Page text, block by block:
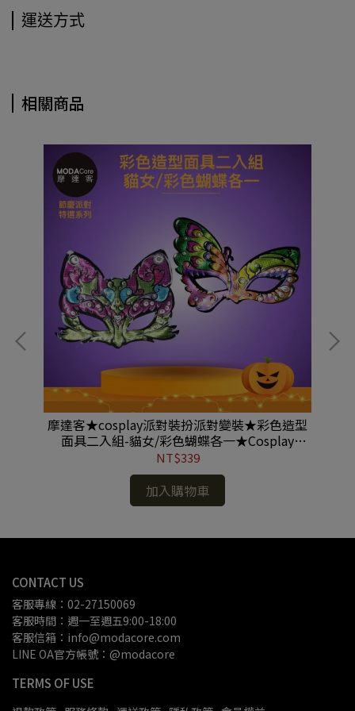
運送方式
相關商品
摩達客★cosplay派對裝扮派對變裝★彩色造型
面具二入組-貓女/彩色蝴蝶各一★Cosplay
#MH220702036
NT$339
加入購物車
CONTACT US
客服專線：02-27150069
客服時間：週一至週五9:00-18:00
客服信箱：info@modacore.com
LINE OA官方帳號：@modacore
TERMS OF USE